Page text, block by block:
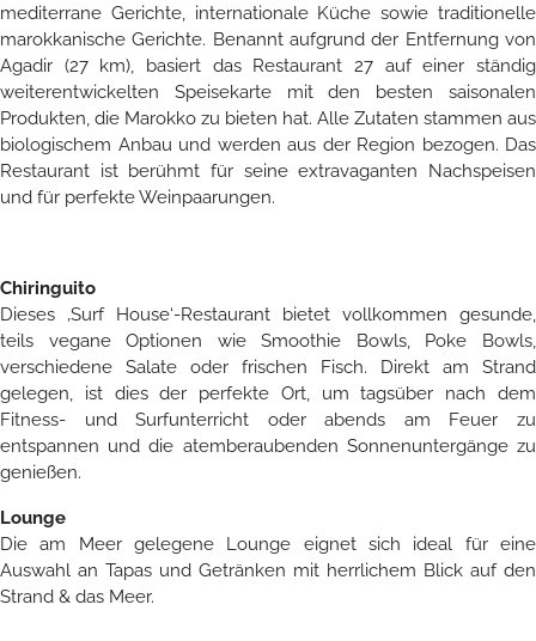
mediterrane Gerichte, internationale Küche sowie traditionelle
marokkanische Gerichte. Benannt aufgrund der Entfernung von
Agadir (27 km), basiert das Restaurant 27 auf einer ständig
weiterentwickelten Speisekarte mit den besten saisonalen
Produkten, die Marokko zu bieten hat. Alle Zutaten stammen aus
biologischem Anbau und werden aus der Region bezogen. Das
Restaurant ist berühmt für seine extravaganten Nachspeisen
und für perfekte Weinpaarungen.
Chiringuito
Dieses ‚Surf House‘-Restaurant bietet vollkommen gesunde,
teils vegane Optionen wie Smoothie Bowls, Poke Bowls,
verschiedene Salate oder frischen Fisch. Direkt am Strand
gelegen, ist dies der perfekte Ort, um tagsüber nach dem
Fitness- und Surfunterricht oder abends am Feuer zu
entspannen und die atemberaubenden Sonnenuntergänge zu
genießen.
Lounge
Die am Meer gelegene Lounge eignet sich ideal für eine
Auswahl an Tapas und Getränken mit herrlichem Blick auf den
Strand & das Meer.